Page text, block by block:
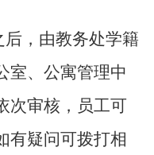
后，由教务处学籍
室、公寓管理中
次审核，员工可
有疑问可拨打相